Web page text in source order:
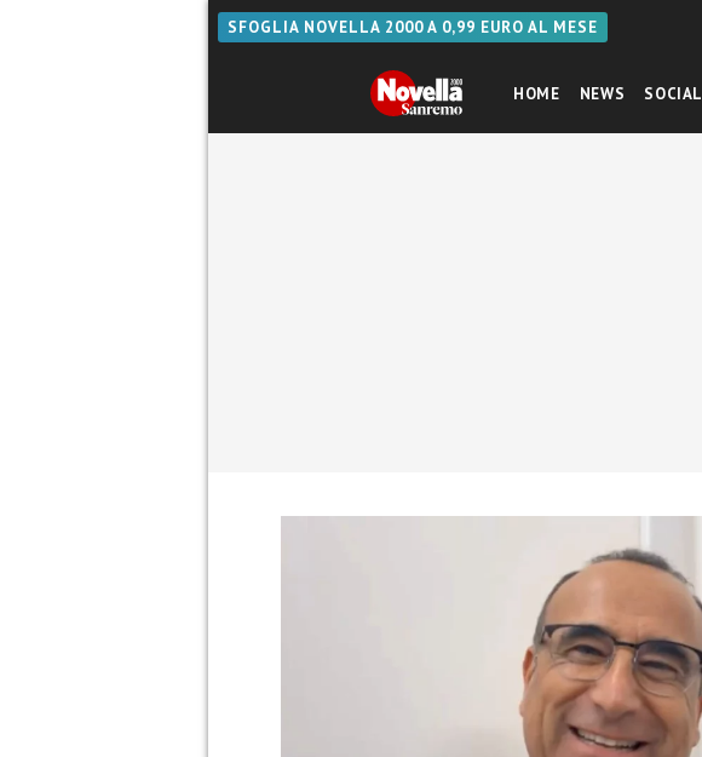
SFOGLIA NOVELLA 2000 A 0,99 EURO AL MESE
HOME NEWS SOCIAL